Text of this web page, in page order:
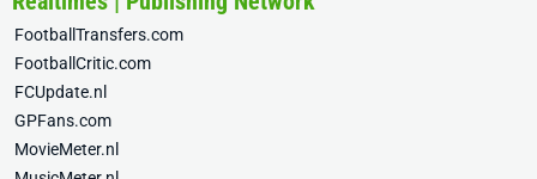
FootballTransfers.com
FootballCritic.com
FCUpdate.nl
GPFans.com
MovieMeter.nl